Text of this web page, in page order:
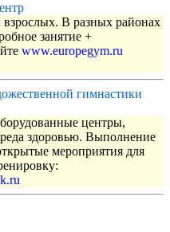
взрослых. В разных районах
занятие +
www.europegym.ru
гимнастики
центры,
здоровью. Выполнение
мероприятия для